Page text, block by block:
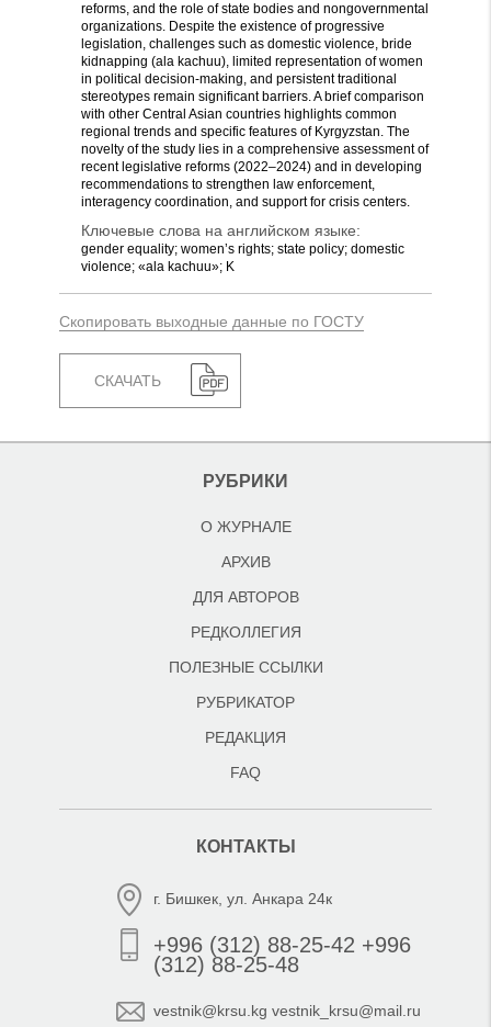
reforms, and the role of state bodies and nongovernmental
organizations. Despite the existence of progressive
legislation, challenges such as domestic violence, bride
kidnapping (ala kachuu), limited representation of women
in political decision-making, and persistent traditional
stereotypes remain significant barriers. A brief comparison
with other Central Asian countries highlights common
regional trends and specific features of Kyrgyzstan. The
novelty of the study lies in a comprehensive assessment of
recent legislative reforms (2022–2024) and in developing
recommendations to strengthen law enforcement,
interagency coordination, and support for crisis centers.
Ключевые слова на английском языке:
gender equality; women’s rights; state policy; domestic
violence; «ala kachuu»; K
Скопировать выходные данные по ГОСТУ
СКАЧАТЬ
РУБРИКИ
О ЖУРНАЛЕ
АРХИВ
ДЛЯ АВТОРОВ
РЕДКОЛЛЕГИЯ
ПОЛЕЗНЫЕ ССЫЛКИ
РУБРИКАТОР
РЕДАКЦИЯ
FAQ
КОНТАКТЫ
г. Бишкек, ул. Анкара 24к
+996 (312) 88-25-42 +996
(312) 88-25-48
vestnik@krsu.kg vestnik_krsu@mail.ru